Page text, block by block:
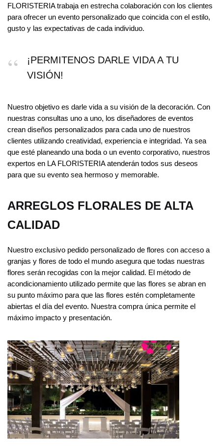
FLORISTERIA trabaja en estrecha colaboración con los clientes
para ofrecer un evento personalizado que coincida con el estilo,
gusto y las expectativas de cada individuo.
¡PERMITENOS DARLE VIDA A TU
VISIÓN!
Nuestro objetivo es darle vida a su visión de la decoración. Con
nuestras consultas uno a uno, los diseñadores de eventos
crean diseños personalizados para cada uno de nuestros
clientes utilizando creatividad, experiencia e integridad. Ya sea
que esté planeando una boda o un evento corporativo, nuestros
expertos en LA FLORISTERIA atenderán todos sus deseos
para que su evento sea hermoso y memorable.
ARREGLOS FLORALES DE ALTA
CALIDAD
Nuestro exclusivo pedido personalizado de flores con acceso a
granjas y flores de todo el mundo asegura que todas nuestras
flores serán recogidas con la mejor calidad. El método de
acondicionamiento utilizado permite que las flores se abran en
su punto máximo para que las flores estén completamente
abiertas el día del evento. Nuestra compra única permite el
máximo impacto y presentación.